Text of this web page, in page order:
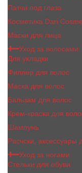
Патчи под глаза
Косметика Dari
Маски для лица
Уход за волосами
Для укладки
Филлер для волос
Маска для волос
Бальзам для волос
Крем-краска для
Шампунь
Расчски, аксессуары
Уход за ногами
Стельки для обуви